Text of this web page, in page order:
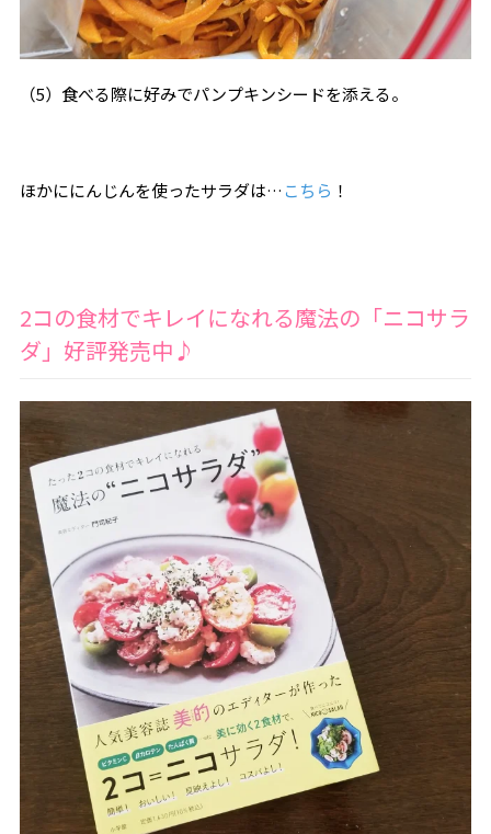
（5）食べる際に好みでパンプキンシードを添える。
ほかににんじんを使ったサラダは…こちら ！
2コの食材でキレイになれる魔法の「ニコサラ
ダ」好評発売中♪